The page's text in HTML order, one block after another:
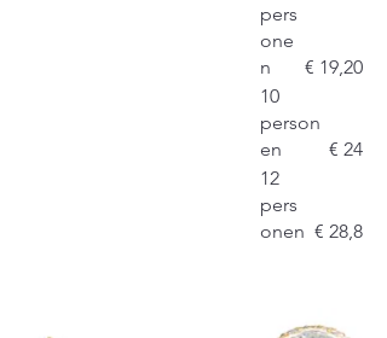
pers
one
n
€ 19,20
10
person
en
€ 24
12
pers
onen € 28,8